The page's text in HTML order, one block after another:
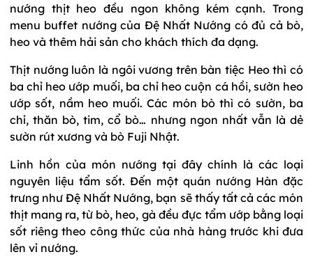
nướng thịt heo đều ngon không kém cạnh. Trong
menu buffet nướng của Đệ Nhất Nướng có đủ cả bò,
heo và thêm hải sản cho khách thích đa dạng.
Thịt nướng luôn là ngôi vương trên bàn tiệc Heo thì có
ba chỉ heo ướp muối, ba chỉ heo cuộn cá hồi, sườn heo
ướp sốt, nầm heo muối. Các món bò thì có sườn, ba
chỉ, thăn bò, tim, cổ bò… nhưng ngon nhất vẫn là dẻ
sườn rút xương và bò Fuji Nhật.
Linh hồn của món nướng tại đây chính là các loại
nguyên liệu tẩm sốt. Đến một quán nướng Hàn đặc
trưng như Đệ Nhất Nướng, bạn sẽ thấy tất cả các món
thịt mang ra, từ bò, heo, gà đều đực tẩm ướp bằng loại
sốt riêng theo công thức của nhà hàng trước khi đưa
lên vỉ nướng.